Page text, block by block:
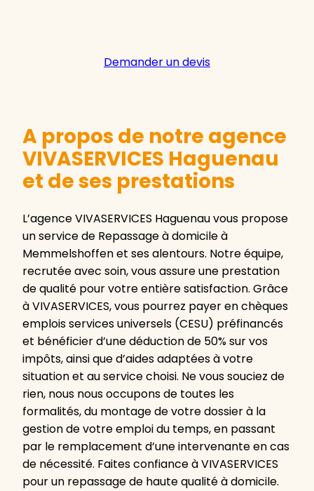
Demander un devis
A propos de notre agence
VIVASERVICES Haguenau
et de ses prestations
L’agence VIVASERVICES Haguenau vous propose
un service de Repassage à domicile à
Memmelshoffen et ses alentours. Notre équipe,
recrutée avec soin, vous assure une prestation
de qualité pour votre entière satisfaction. Grâce
à VIVASERVICES, vous pourrez payer en chèques
emplois services universels (CESU) préfinancés
et bénéficier d’une déduction de 50% sur vos
impôts, ainsi que d’aides adaptées à votre
situation et au service choisi. Ne vous souciez de
rien, nous nous occupons de toutes les
formalités, du montage de votre dossier à la
gestion de votre emploi du temps, en passant
par le remplacement d’une intervenante en cas
de nécessité. Faites confiance à VIVASERVICES
pour un repassage de haute qualité à domicile.